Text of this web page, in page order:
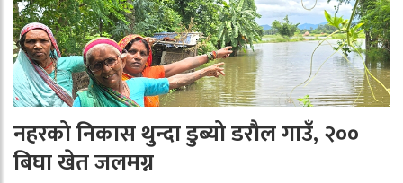
नहरको निकास थुन्दा डुब्यो डरौल गाउँ, २००
बिघा खेत जलमग्न